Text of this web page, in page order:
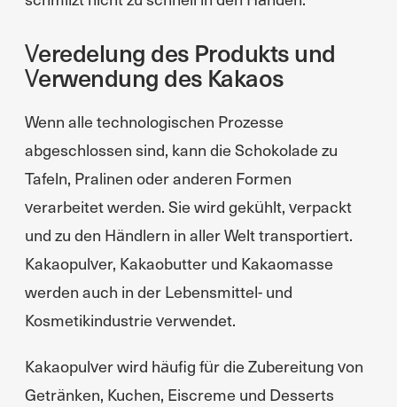
Veredelung des Produkts und
Verwendung des Kakaos
Wenn alle technologischen Prozesse
abgeschlossen sind, kann die Schokolade zu
Tafeln, Pralinen oder anderen Formen
verarbeitet werden. Sie wird gekühlt, verpackt
und zu den Händlern in aller Welt transportiert.
Kakaopulver, Kakaobutter und Kakaomasse
werden auch in der Lebensmittel- und
Kosmetikindustrie verwendet.
Kakaopulver wird häufig für die Zubereitung von
Getränken, Kuchen, Eiscreme und Desserts